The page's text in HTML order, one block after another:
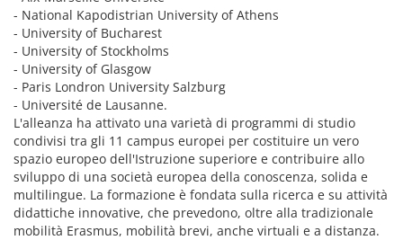
- National Kapodistrian University of Athens
- University of Bucharest
- University of Stockholms
- University of Glasgow
- Paris Londron University Salzburg
- Université de Lausanne.
L'alleanza ha attivato una varietà di programmi di studio
condivisi tra gli 11 campus europei per costituire un vero
spazio europeo dell'Istruzione superiore e contribuire allo
sviluppo di una società europea della conoscenza, solida e
multilingue. La formazione è fondata sulla ricerca e su attività
didattiche innovative, che prevedono, oltre alla tradizionale
mobilità Erasmus, mobilità brevi, anche virtuali e a distanza.